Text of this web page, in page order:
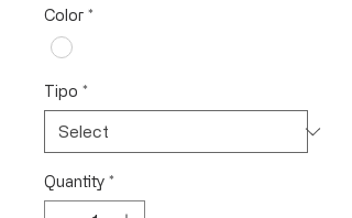
Color *
Tipo *
Quantity *